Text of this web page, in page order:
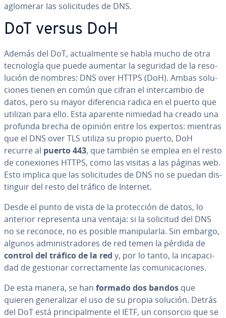
aglomerar las so­li­ci­tu­des de DNS.
DoT versus DoH
Además del DoT, ac­tua­l­me­n­te se habla mucho de otra
te­c­no­lo­gía que puede aumentar la seguridad de la re­so­
lu­ción de nombres: DNS over HTTPS (DoH). Ambas so­lu­
cio­nes tienen en común que cifran el in­te­r­ca­m­bio de
datos, pero su mayor di­fe­re­n­cia radica en el puerto que
utilizan para ello. Esta aparente nimiedad ha creado una
profunda brecha de opinión entre los expertos: mientras
que el DNS over TLS utiliza su propio puerto, DoH
recurre al puerto 443, que también se emplea en el resto
de co­ne­xio­nes HTTPS, como las visitas a las páginas web.
Esto implica que las so­li­ci­tu­des de DNS no se puedan di­s­
ti­n­guir del resto del tráfico de Internet.
Desde el punto de vista de la pro­te­c­ción de datos, lo
anterior re­pre­se­n­ta una ventaja: si la solicitud del DNS
no se reconoce, no es posible ma­ni­pu­lar­la. Sin embargo,
algunos ad­mi­ni­s­tra­do­res de red temen la pérdida de
control del tráfico de la red y, por lo tanto, la in­ca­pa­ci­
dad de gestionar co­rre­c­ta­me­n­te las co­mu­ni­ca­cio­nes.
De esta manera, se han formado dos bandos que
quieren ge­ne­ra­li­zar el uso de su propia solución. Detrás
del DoT está pri­n­ci­pa­l­me­n­te el IETF, un consorcio que se